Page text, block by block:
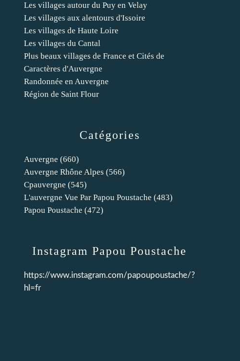
Catégories
Auvergne (660)
Auvergne Rhône Alpes (566)
Cpauvergne (545)
L'auvergne Vue Par Papou Poustache (483)
Papou Poustache (472)
Les villages autour du Puy en Velay
Les villages aux alentours d'Issoire
Les villages de Haute Loire
Les villages du Cantal
Plus beaux villages de France et Cités de
Caractères d'Auvergne
Randonnée en Auvergne
Région de Saint Flour
Instagram Papou Poustache
https://www.instagram.com/papoupoustache/?
hl=fr